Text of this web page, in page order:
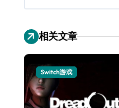
相关文章
Switch游戏